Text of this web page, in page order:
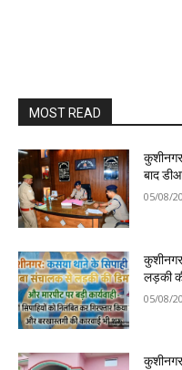
MOST READ
बाद
05/08/
लड़की
05/08/
कुशीनगर